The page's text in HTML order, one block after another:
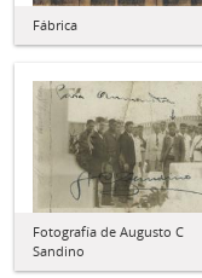
Fábrica
Fotografía de Augusto C
Sandino